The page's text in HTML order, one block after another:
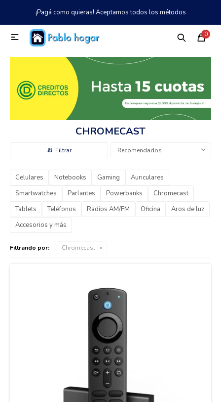
¡Pagá como quieras! Aceptamos todos los métodos
0

CHROMECAST
Recomendados
Celulares Notebooks Gaming
Auriculares
Smartwatches
Parlantes Powerbanks
Chromecast
Tablets
Teléfonos Radios AM/FM Oficina
Aros de luz
Accesorios y más
Filtrando por: Chromecast
MI CUENTA
Catálogo Tienda 097 997 042
Climatización
Tecnología
TV, Audio y Video
Muebles de exterior